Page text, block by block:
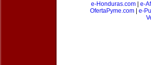
e-Honduras.com| e-
OfertaPyme.com| e-